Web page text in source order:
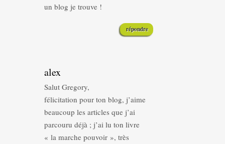
un blog je trouve !
répondre
alex
Salut Gregory,
félicitation pour ton blog, j’aime
beaucoup les articles que j’ai
parcouru déjà ; j’ai lu ton livre
« la marche pouvoir », très